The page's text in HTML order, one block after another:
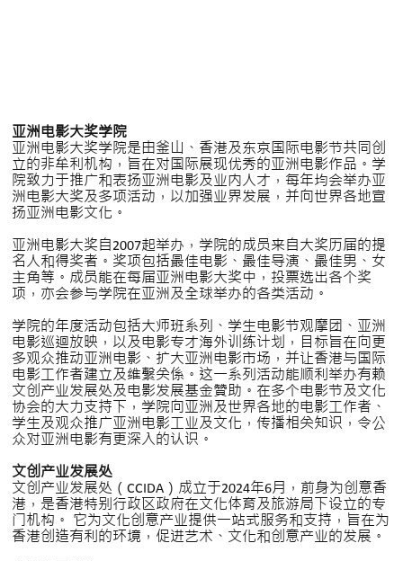
亚洲电影大奖学院
亚洲电影大奖学院是由釜山、香港及东京国际电影节共同创
立的非牟利机构，旨在对国际展现优秀的亚洲电影作品。学
院致力于推广和表扬亚洲电影及业内人才，每年均会举办亚
洲电影大奖及多项活动，以加强业界发展，并向世界各地宣
扬亚洲电影文化。
亚洲电影大奖自2007起举办，学院的成员来自大奖历届的提
名人和得奖者。奖项包括最佳电影、最佳导演、最佳男、女
主角等。成员能在每届亚洲电影大奖中，投票选出各个奖
项，亦会参与学院在亚洲及全球举办的各类活动。
学院的年度活动包括大师班系列、学生电影节观摩团、亚洲
电影巡迴放映，以及电影专才海外训练计划，目标旨在向更
多观众推动亚洲电影、扩大亚洲电影市场，并让香港与国际
电影工作者建立及维繫关係。这一系列活动能顺利举办有赖
文创产业发展处及电影发展基金贊助。在多个电影节及文化
协会的大力支持下，学院向亚洲及世界各地的电影工作者、
学生及观众推广亚洲电影工业及文化，传播相关知识，令公
众对亚洲电影有更深入的认识。
文创产业发展处
文创产业发展处（CCIDA）成立于2024年6月，前身为创意香
港，是香港特别行政区政府在文化体育及旅游局下设立的专
门机构。 它为文化创意产业提供一站式服务和支持，旨在为
香港创造有利的环境，促进艺术、文化和创意产业的发展。